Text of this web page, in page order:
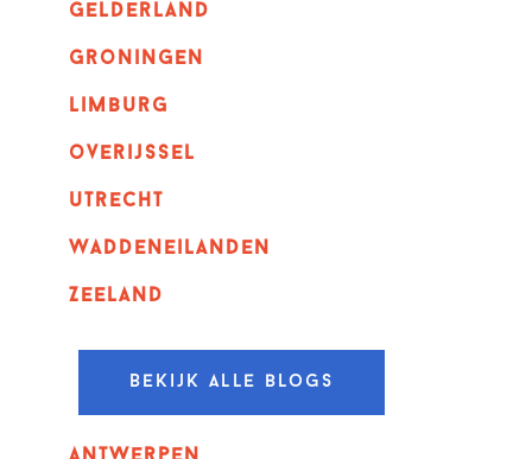
Gelderland
Groningen
Limburg
overijssel
utrecht
Waddeneilanden
Zeeland
Bekijk alle blogs